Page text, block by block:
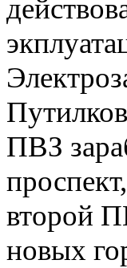
ПВЗ
второй
новых